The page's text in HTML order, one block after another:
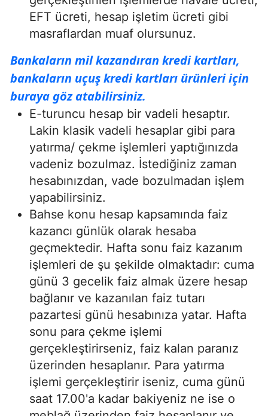
EFT ücreti, hesap işletim ücreti gibi
masraflardan muaf olursunuz.
Bankaların mil kazandıran kredi kartları,
bankaların uçuş kredi kartları ürünleri için
buraya göz atabilirsiniz.
E-turuncu hesap bir vadeli hesaptır.
Lakin klasik vadeli hesaplar gibi para
yatırma/ çekme işlemleri yaptığınızda
vadeniz bozulmaz. İstediğiniz zaman
hesabınızdan, vade bozulmadan işlem
yapabilirsiniz.
Bahse konu hesap kapsamında faiz
kazancı günlük olarak hesaba
geçmektedir. Hafta sonu faiz kazanım
işlemleri de şu şekilde olmaktadır: cuma
günü 3 gecelik faiz almak üzere hesap
bağlanır ve kazanılan faiz tutarı
pazartesi günü hesabınıza yatar. Hafta
sonu para çekme işlemi
gerçekleştirirseniz, faiz kalan paranız
üzerinden hesaplanır. Para yatırma
işlemi gerçekleştirir iseniz, cuma günü
saat 17.00'a kadar bakiyeniz ne ise o